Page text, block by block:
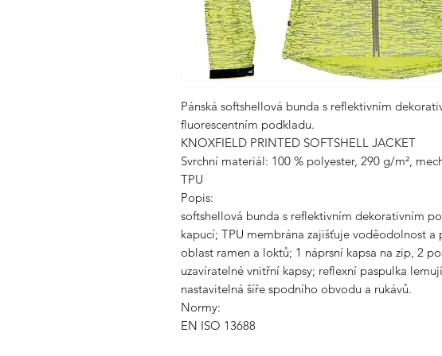
Pánská softshellová bunda s reflektivním
fluorescentním podkladu.
KNOXFIELD PRINTED SOFTSHELL JACKET
Svrchní materiál: 100 % polyester, 290 g/m²,
TPU
Popis:
softshellová bunda s reflektivním dekorativním
kapucí; TPU membrána zajišťuje voděodolnost a
oblast ramen a loktů; 1 náprsní kapsa na zip, 2
uzavíratelné vnitřní kapsy; reflexní paspulka
nastavitelná šíře spodního obvodu a rukávů.
Normy:
EN ISO 13688